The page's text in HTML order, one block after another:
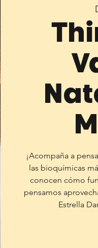
¡Acompaña a
las bioquímicas
conocen cómo
pensamos
Estrella